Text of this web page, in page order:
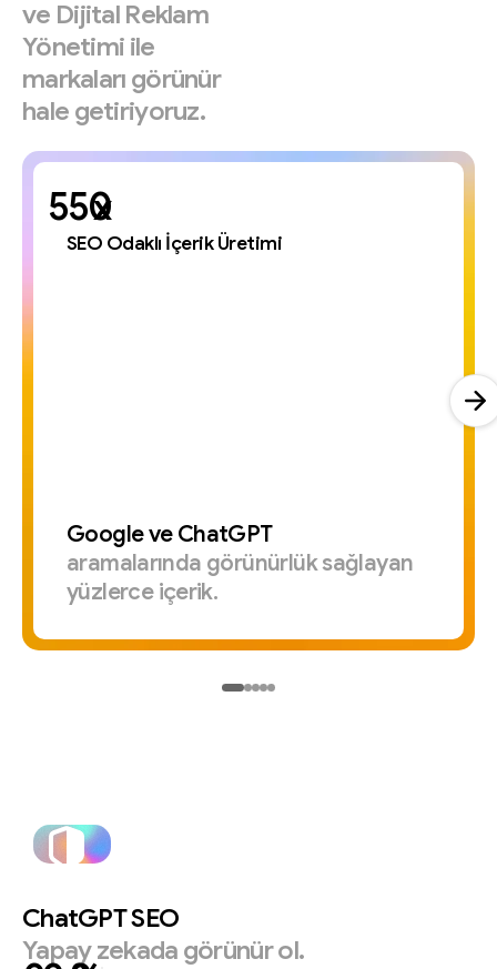
ve Dijital Reklam
Yönetimi ile
markaları görünür
hale getiriyoruz.
x
SEO Odaklı İçerik Üretimi
GoogleveChatGPT
aramalarında görünürlüksağlayan
yüzlerceiçerik.
ChatGPTSEO
Yapayzekada görünürol.